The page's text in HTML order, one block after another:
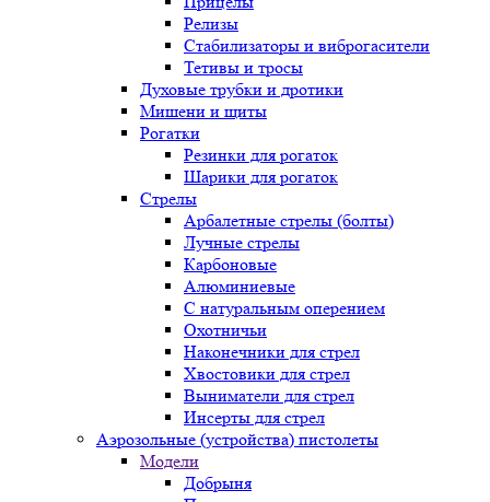
Релизы
Стабилизаторы и виброгасители
Тетивы и тросы
Духовые трубки и дротики
Мишени и щиты
Рогатки
Резинки для рогаток
Шарики для рогаток
Стрелы
Арбалетные стрелы (болты)
Лучные стрелы
Карбоновые
Алюминиевые
С натуральным оперением
Охотничьи
Наконечники для стрел
Хвостовики для стрел
Выниматели для стрел
Инсерты для стрел
Аэрозольные (устройства) пистолеты
Модели
Добрыня